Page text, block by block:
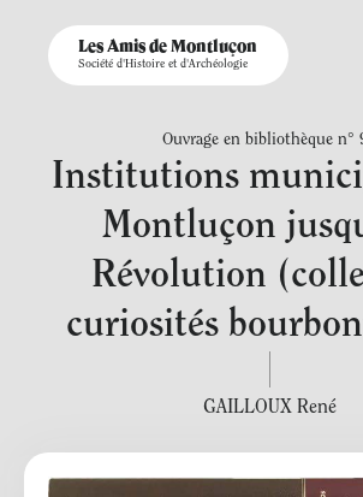
Les Amis de Montluçon
Société d'Histoire et d'Archéologie
Ouvrage en bibliothèque n°
Institutions
Montluçon
Révolution
curiosités
GAILLOUX René